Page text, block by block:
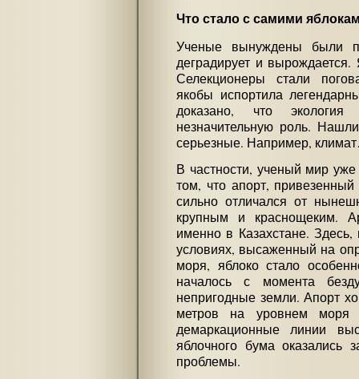
Что стало с самими
Ученые вынуждены были
деградирует и вырождается.
Селекционеры стали
якобы испортила
доказано, что
незначительную роль.
серьезные. Например,
В частности, ученый мир
том, что апорт,
сильно отличался от
крупным и краснощеким.
именно в Казахстане. Здесь,
условиях, высаженный на
моря, яблоко стало
началось с момента
непригодные земли. Апорт
метров на уровнем моря
демаркационные линии
яблочного бума оказались
проблемы.